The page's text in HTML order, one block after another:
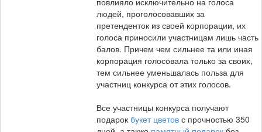
людей, проголосовавших за
претенденток из своей корпорации, их
голоса приносили участницам лишь часть
балов. Причем чем сильнее та или иная
корпорация голосовала только за своих,
тем сильнее уменьшалась польза для
участниц конкурса от этих голосов.
Все участницы конкурса получают
подарок букет цветов с прочностью 350